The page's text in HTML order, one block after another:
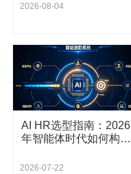
2026-08-04
AI HR选型指南：2026
年智能体时代如何构建
2026-07-22